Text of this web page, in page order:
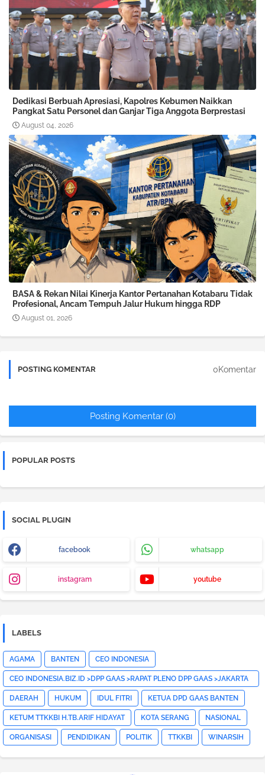
Dedikasi Berbuah Apresiasi, Kapolres Kebumen Naikkan
Pangkat Satu Personel dan Ganjar Tiga Anggota Berprestasi
August 04, 2026
BASA & Rekan Nilai Kinerja Kantor Pertanahan Kotabaru Tidak
Profesional, Ancam Tempuh Jalur Hukum hingga RDP
August 01, 2026
POSTING KOMENTAR 0Komentar
Posting Komentar (0)
POPULAR POSTS
SOCIAL PLUGIN
facebook whatsapp
instagram youtube
LABELS
AGAMA BANTEN CEO INDONESIA
CEO INDONESIA.BIZ.ID >DPP GAAS >RAPAT PLENO DPP GAAS >JAKARTA
PUSAT>HOTNEWS>
DAERAH HUKUM IDUL FITRI KETUA DPD GAAS BANTEN
KETUM TTKKBI H.TB.ARIF HIDAYAT KOTA SERANG NASIONAL
ORGANISASI PENDIDIKAN POLITIK TTKKBI WINARSIH